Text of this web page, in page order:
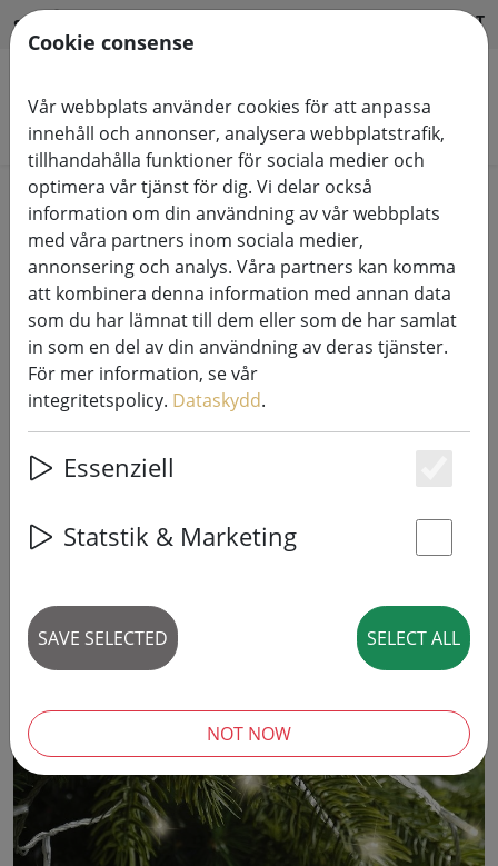
SV HILFE & SUPPORT
Sök produkter
Home Ljusslingor
Kaemingk Lumineo LED ljusslinga
Basic med dimmer 180 LED varmvit
utomhus 13,5m transparent
‹ ›
Cookie consense
Vår webbplats använder cookies för att anpassa
innehåll och annonser, analysera webbplatstrafik,
tillhandahålla funktioner för sociala medier och
optimera vår tjänst för dig. Vi delar också
information om din användning av vår webbplats
med våra partners inom sociala medier,
annonsering och analys. Våra partners kan komma
att kombinera denna information med annan data
som du har lämnat till dem eller som de har samlat
in som en del av din användning av deras tjänster.
För mer information, se vår
integritetspolicy. Dataskydd.
Essenziell
Statstik & Marketing
SAVE SELECTED SELECT ALL
NOT NOW